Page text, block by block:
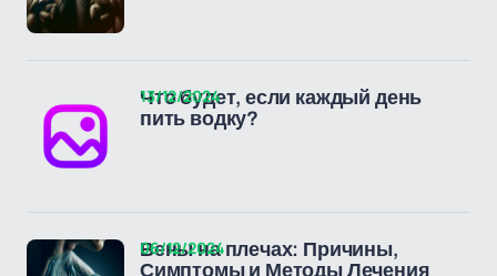
Что будет, если каждый день
пить водку?
13/12/2024
Вены на плечах: Причины,
Симптомы и Методы Лечения
06/12/2024